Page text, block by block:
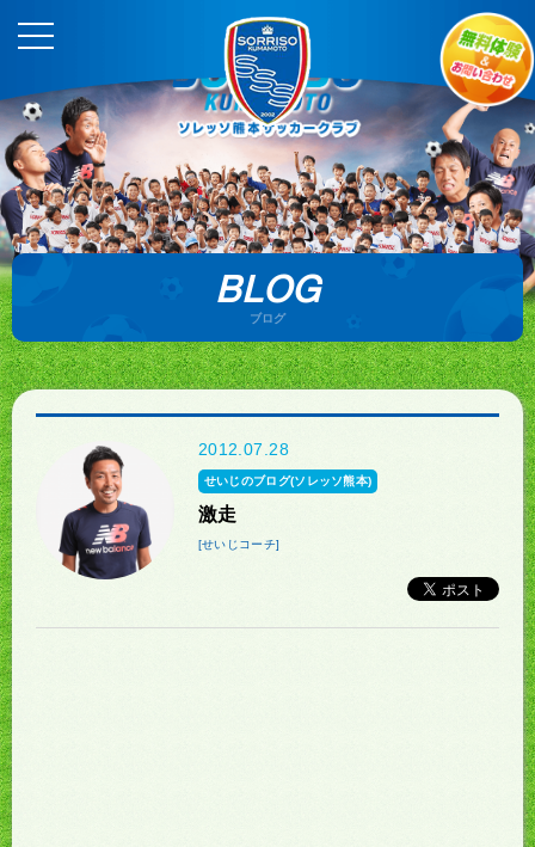
BLOG
ブログ
2012.07.28
せいじのブログ(ソレッソ熊本)
激走
[せいじコーチ]